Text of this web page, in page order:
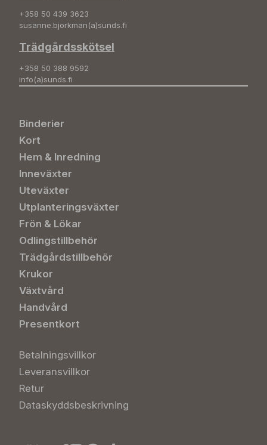
+358 50 439 3623
susanne.bjorkman(a)sunds.fi
Trädgårdsskötsel
+358 50 388 9592
info(a)sunds.fi
Binderier
Kort
Hem & Inredning
Inneväxter
Uteväxter
Utplanteringsväxter
Frön & Lökar
Odlingstillbehör
Trädgårdstillbehör
Krukor
Växtvård
Handvård
Presentkort
Betalningsvillkor
Leveransvillkor
Retur
Dataskyddsbeskrivning